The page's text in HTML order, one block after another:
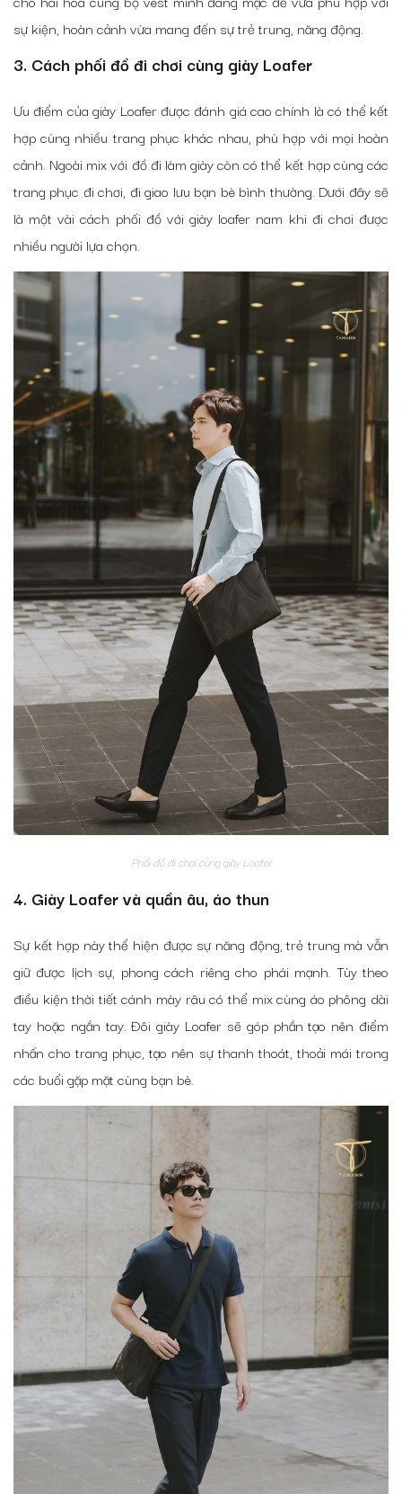
sự kiện, hoàn cảnh vừa mang đến sự trẻ trung, năng động.
3. Cách phối đồ đi chơi cùng giày Loafer
Ưu điểm của giày Loafer được đánh giá cao chính là có thể kết
hợp cùng nhiều trang phục khác nhau, phù hợp với mọi hoàn
cảnh. Ngoài mix với đồ đi làm giày còn có thể kết hợp cùng các
trang phục đi chơi, đi giao lưu bạn bè bình thường. Dưới đây sẽ
là một vài cách phối đồ với giày loafer nam khi đi chơi được
nhiều người lựa chọn.
Phối đồ đi chơi cùng giày Loafer
4. Giày Loafer và quần âu, áo thun
Sự kết hợp này thể hiện được sự năng động, trẻ trung mà vẫn
giữ được lịch sự, phong cách riêng cho phái mạnh. Tùy theo
điều kiện thời tiết cánh mày râu có thể mix cùng áo phông dài
tay hoặc ngắn tay. Đôi giày Loafer sẽ góp phần tạo nên điểm
nhấn cho trang phục, tạo nên sự thanh thoát, thoải mái trong
các buổi gặp mặt cùng bạn bè.